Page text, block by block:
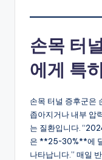
손목 터
에게 특
손목 터널 증후군은
좁아지거나 내부 압
는 질환입니다.
은 **25~30%**에
나타납니다.” 매일